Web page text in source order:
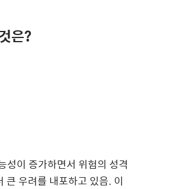
은?
성이 증가하면서 위험의 성격
큰 우려를 내포하고 있음. 이